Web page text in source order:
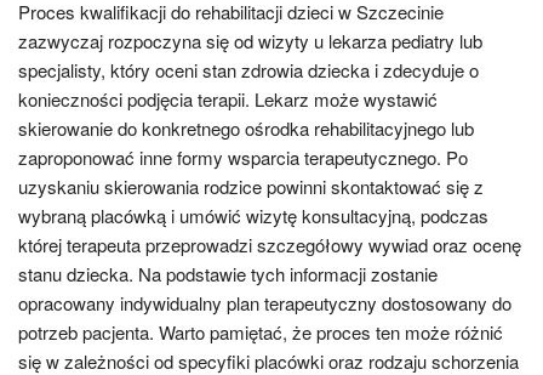
Proces kwalifikacji do rehabilitacji dzieci w Szczecinie
zazwyczaj rozpoczyna się od wizyty u lekarza pediatry lub
specjalisty, który oceni stan zdrowia dziecka i zdecyduje o
konieczności podjęcia terapii. Lekarz może wystawić
skierowanie do konkretnego ośrodka rehabilitacyjnego lub
zaproponować inne formy wsparcia terapeutycznego. Po
uzyskaniu skierowania rodzice powinni skontaktować się z
wybraną placówką i umówić wizytę konsultacyjną, podczas
której terapeuta przeprowadzi szczegółowy wywiad oraz ocenę
stanu dziecka. Na podstawie tych informacji zostanie
opracowany indywidualny plan terapeutyczny dostosowany do
potrzeb pacjenta. Warto pamiętać, że proces ten może różnić
się w zależności od specyfiki placówki oraz rodzaju schorzenia